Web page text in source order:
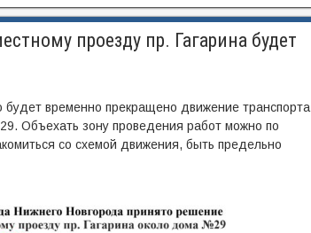
проезду пр. Гагарина будет
временно прекращено движение транспорта
Объехать зону проведения работ можно по
со схемой движения, быть предельно